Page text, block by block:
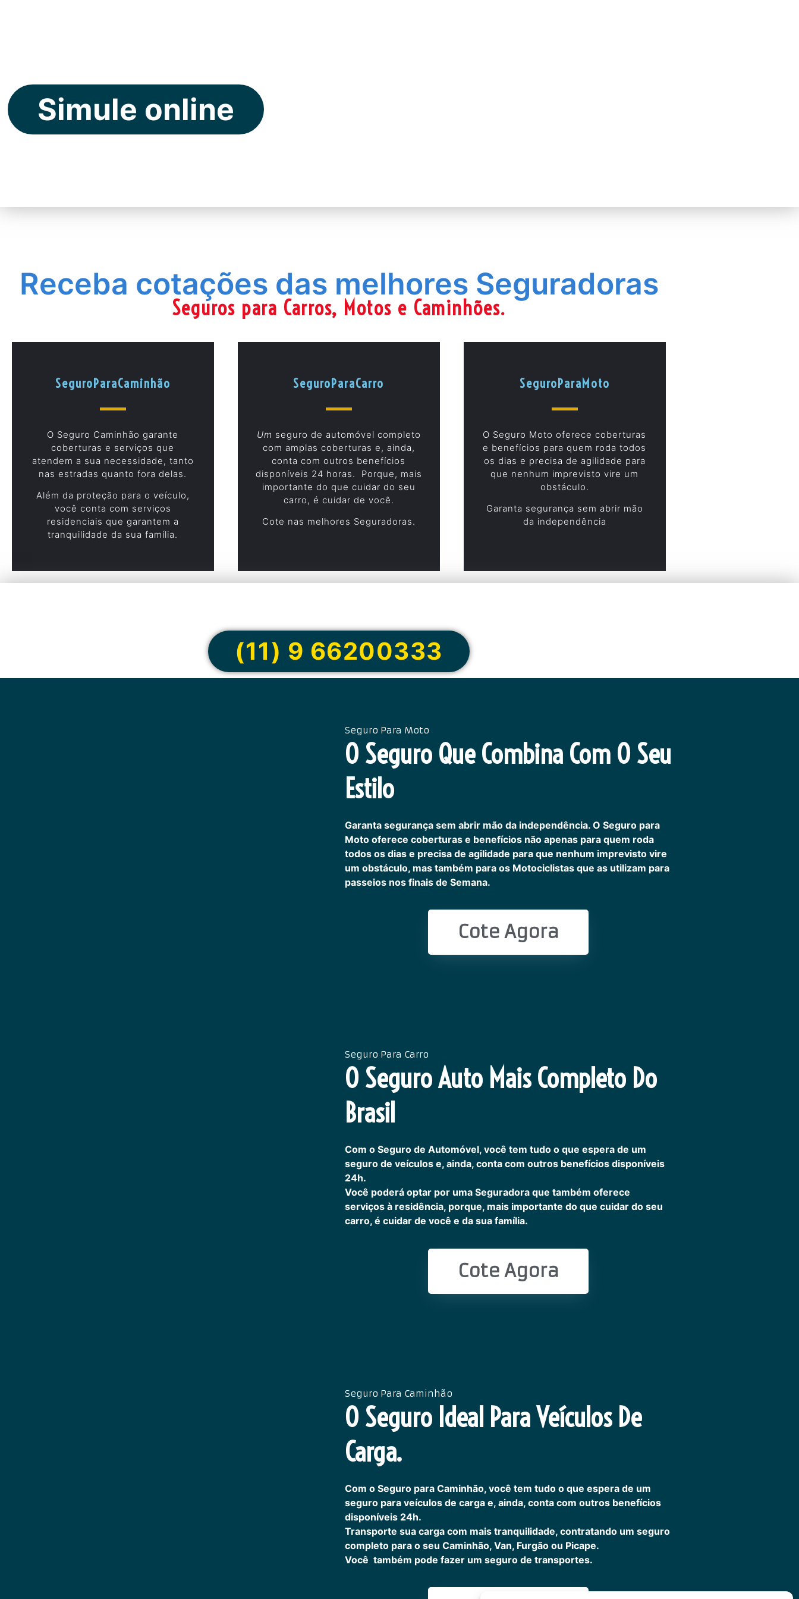
Simule online
Receba cotações das melhores Seguradoras
Seguros para Carros, Motos e Caminhões.
SeguroParaCaminhão
O Seguro Caminhão garante
coberturas e serviços que
atendem a sua necessidade, tanto
nas estradas quanto fora delas.
Além da proteção para o veículo,
você conta com serviços
residenciais que garantem a
tranquilidade da sua família.
SeguroParaCarro
Um seguro de automóvel completo
com amplas coberturas e, ainda,
conta com outros benefícios
disponíveis 24 horas. Porque, mais
importante do que cuidar do seu
carro, é cuidar de você.
Cote nas melhores Seguradoras.
SeguroParaMoto
O Seguro Moto oferece coberturas
e benefícios para quem roda todos
os dias e precisa de agilidade para
que nenhum imprevisto vire um
obstáculo.
Garanta segurança sem abrir mão
da independência
(11) 9 66200333
Seguro Para Moto
O Seguro Que Combina Com O Seu
Estilo
Garanta segurança sem abrir mão da independência. O Seguro para
Moto oferece coberturas e benefícios não apenas para quem roda
todos os dias e precisa de agilidade para que nenhum imprevisto vire
um obstáculo, mas também para os Motociclistas que as utilizam para
passeios nos finais de Semana.
Cote Agora
Seguro Para Carro
O Seguro Auto Mais Completo Do
Brasil
Com o Seguro de Automóvel, você tem tudo o que espera de um
seguro de veículos e, ainda, conta com outros benefícios disponíveis
24h.
Você poderá optar por uma Seguradora que também oferece
serviços à residência, porque, mais importante do que cuidar do seu
carro, é cuidar de você e da sua família.
Cote Agora
Seguro Para Caminhão
O Seguro Ideal Para Veículos De
Carga.
Com o Seguro para Caminhão, você tem tudo o que espera de um
seguro para veículos de carga e, ainda, conta com outros benefícios
disponíveis 24h.
Transporte sua carga com mais tranquilidade, contratando um seguro
completo para o seu Caminhão, Van, Furgão ou Picape.
Você também pode fazer um seguro de transportes.